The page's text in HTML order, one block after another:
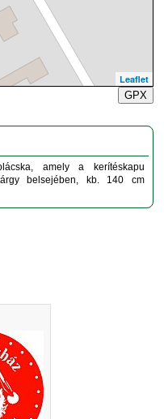
Leaflet
GPX
amely a kerítéskapu
belsejében, kb. 140 cm